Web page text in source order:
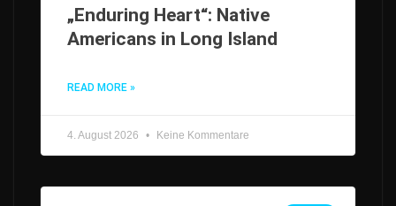
„Enduring Heart“: Native
Americans in Long Island
READ MORE »
4. August 2026 Keine Kommentare